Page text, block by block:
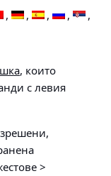
, които
с левия
>